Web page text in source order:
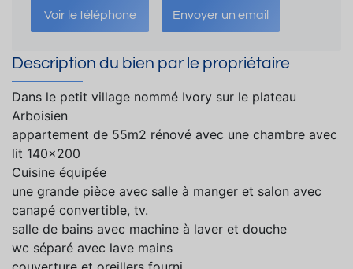
Voir le téléphone Envoyer un email
Description du bien par le propriétaire
Dans le petit village nommé Ivory sur le plateau
Arboisien
appartement de 55m2 rénové avec une chambre avec
lit 140x200
Cuisine équipée
une grande pièce avec salle à manger et salon avec
canapé convertible, tv.
salle de bains avec machine à laver et douche
wc séparé avec lave mains